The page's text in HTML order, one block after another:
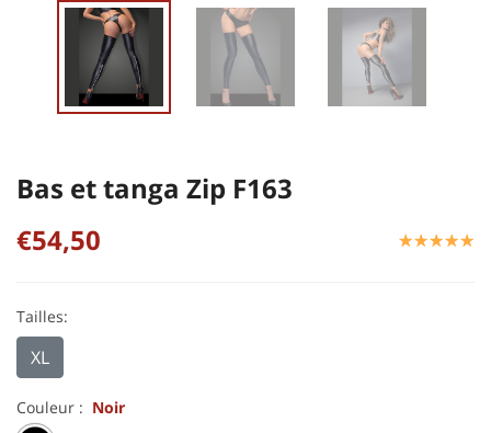
Bas et tanga Zip F163
€54,50
☆☆☆☆☆
★★★★★
Tailles:
XL
Couleur : Noir